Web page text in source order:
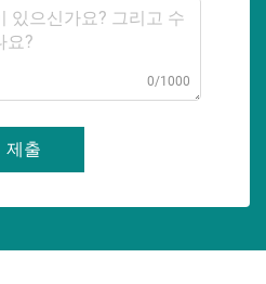
0/1000
제출